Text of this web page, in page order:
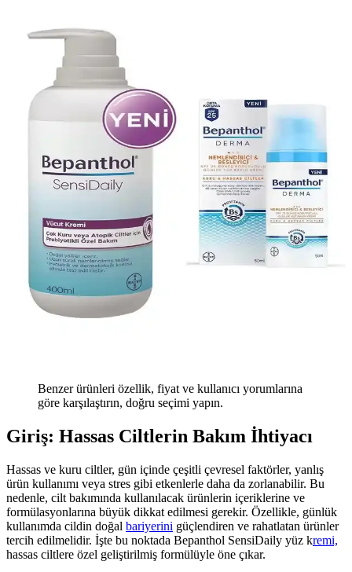
Benzer ürünleri özellik, fiyat ve kullanıcı yorumlarına
göre karşılaştırın, doğru seçimi yapın.
Giriş: Hassas Ciltlerin Bakım İhtiyacı
Hassas ve kuru ciltler, gün içinde çeşitli çevresel faktörler, yanlış
ürün kullanımı veya stres gibi etkenlerle daha da zorlanabilir. Bu
nedenle, cilt bakımında kullanılacak ürünlerin içeriklerine ve
formülasyonlarına büyük dikkat edilmesi gerekir. Özellikle, günlük
kullanımda cildin doğal bariyerini güçlendiren ve rahatlatan ürünler
tercih edilmelidir. İşte bu noktada Bepanthol SensiDaily yüz kremi,
hassas ciltlere özel geliştirilmiş formülüyle öne çıkar.